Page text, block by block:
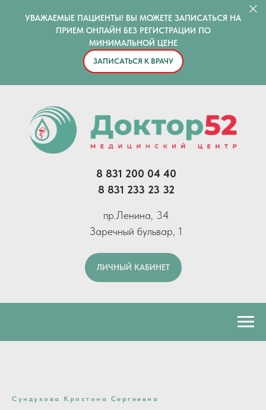
УВАЖАЕМЫЕ ПАЦИЕНТЫ! ВЫ МОЖЕТЕ ЗАПИСАТЬСЯ НА
ПРИЕМ ОНЛАЙН БЕЗ РЕГИСТРАЦИИ ПО
МИНИМАЛЬНОЙ ЦЕНЕ
ЗАПИСАТЬСЯ К ВРАЧУ
8 831 200 04 40
8 831 233 23 32
пр.Ленина, 34
Заречный бульвар, 1
ЛИЧНЫЙ КАБИНЕТ
Сундукова Кристина Сергеевна